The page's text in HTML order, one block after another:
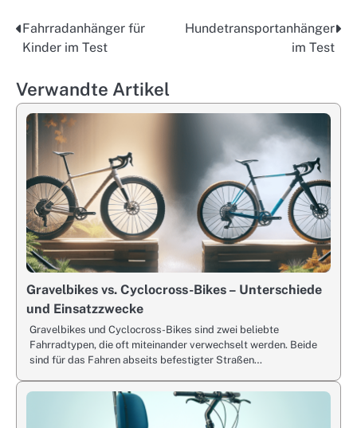
Post
Fahrradanhänger für
Kinder im Test
Hundetransportanhänger
im Test
Verwandte Artikel
Gravelbikes vs. Cyclocross-Bikes – Unterschiede
und Einsatzzwecke
Gravelbikes und Cyclocross-Bikes sind zwei beliebte
Fahrradtypen, die oft miteinander verwechselt werden. Beide
sind für das Fahren abseits befestigter Straßen…